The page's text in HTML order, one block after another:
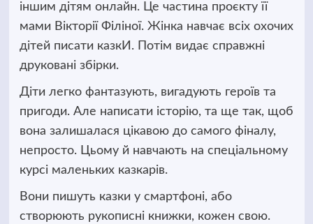
іншим дітям онлайн. Це частина проєкту її
мами Вікторії Філіної. Жінка навчає всіх охочих
дітей писати казкИ. Потім видає справжні
друковані збірки.
Діти легко фантазують, вигадують героїв та
пригоди. Але написати історію, та ще так, щоб
вона залишалася цікавою до самого фіналу,
непросто. Цьому й навчають на спеціальному
курсі маленьких казкарів.
Вони пишуть казки у смартфоні, або
створюють рукописні книжки, кожен свою.